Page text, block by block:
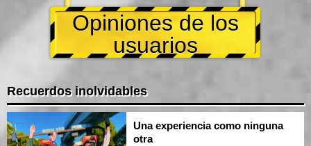
Opiniones de los
usuarios
Recuerdos inolvidables
Una experiencia como ninguna
otra